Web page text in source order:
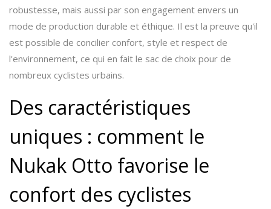
robustesse, mais aussi par son engagement envers un
mode de production durable et éthique. Il est la preuve qu'il
est possible de concilier confort, style et respect de
l'environnement, ce qui en fait le sac de choix pour de
nombreux cyclistes urbains.
Des caractéristiques
uniques : comment le
Nukak Otto favorise le
confort des cyclistes